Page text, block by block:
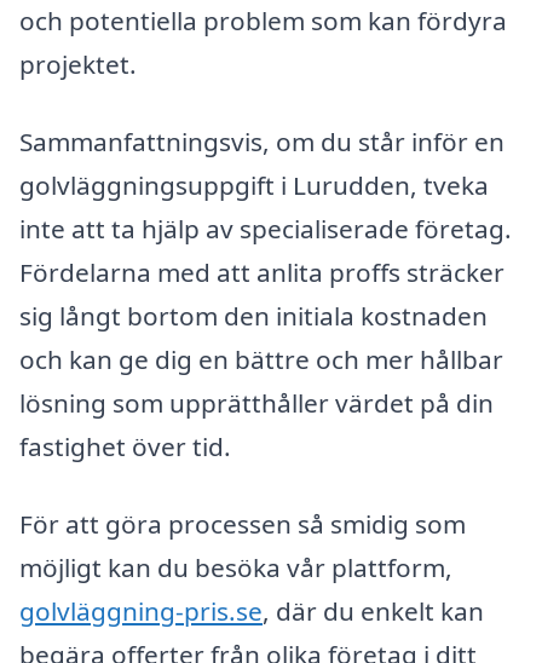
och potentiella problem som kan fördyra
projektet.
Sammanfattningsvis, om du står inför en
golvläggningsuppgift i Lurudden, tveka
inte att ta hjälp av specialiserade företag.
Fördelarna med att anlita proffs sträcker
sig långt bortom den initiala kostnaden
och kan ge dig en bättre och mer hållbar
lösning som upprätthåller värdet på din
fastighet över tid.
För att göra processen så smidig som
möjligt kan du besöka vår plattform,
golvläggning-pris.se, där du enkelt kan
begära offerter från olika företag i ditt